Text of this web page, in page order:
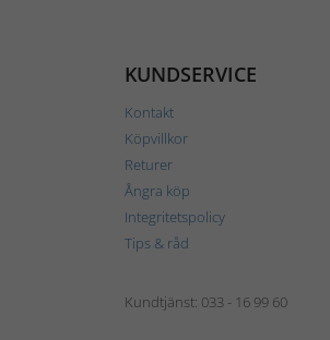
KUNDSERVICE
Kontakt
Köpvillkor
Returer
Ångra köp
Integritetspolicy
Tips & råd
Kundtjänst: 033 - 16 99 60